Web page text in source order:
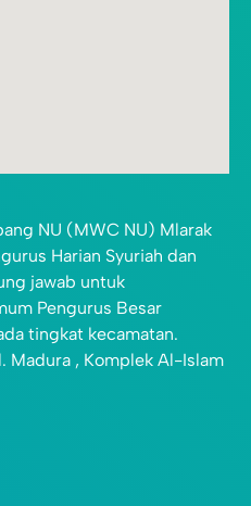
NU (MWC NU) Mlarak
Harian Syuriah dan
jawab untuk
Pengurus Besar
tingkat kecamatan.
Madura , Komplek Al-Islam